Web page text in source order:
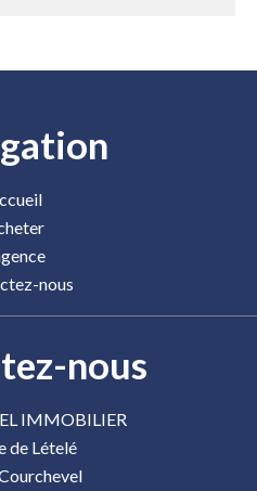
nous
nous
IMMOBILIER
de Lételé